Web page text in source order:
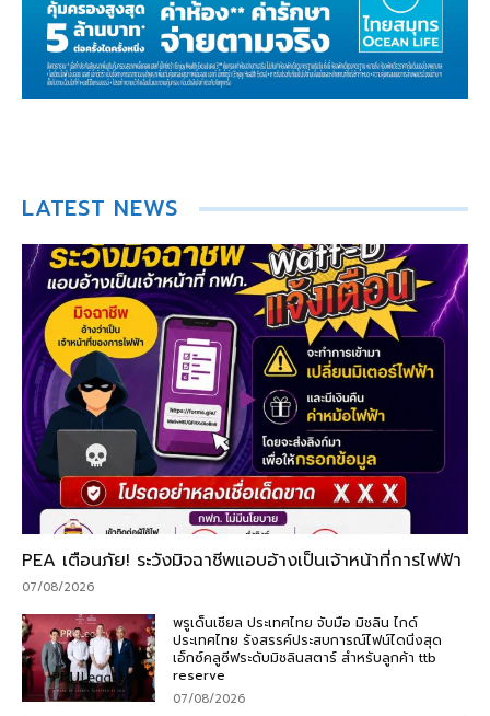
LATEST NEWS
PEA เตือนภัย! ระวังมิจฉาชีพแอบอ้างเป็นเจ้าหน้าที่การไฟฟ้า
07/08/2026
พรูเด็นเชียล ประเทศไทย จับมือ มิชลิน ไกด์
ประเทศไทย รังสรรค์ประสบการณ์ไฟน์ไดนิ่งสุด
เอ็กซ์คลูซีฟระดับมิชลินสตาร์ สำหรับลูกค้า ttb
reserve
07/08/2026